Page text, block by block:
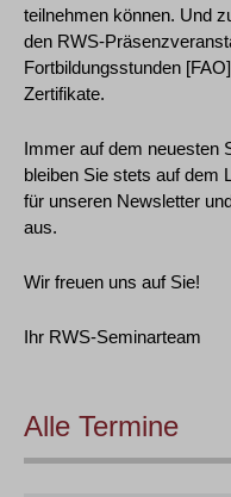
teilnehmen können. Und
den RWS-
Fortbildungsstunden
Zertifikate.
Immer auf dem neuesten
bleiben Sie stets auf dem
für unseren Newsletter
aus.
Wir freuen uns auf Sie!
Ihr RWS-Seminarteam
Alle Termine